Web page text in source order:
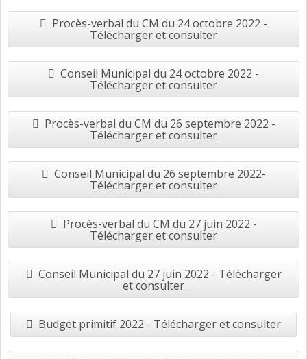
Procès-verbal du CM du 24 octobre 2022 -
Télécharger et consulter
Conseil Municipal du 24 octobre 2022 -
Télécharger et consulter
Procès-verbal du CM du 26 septembre 2022 -
Télécharger et consulter
Conseil Municipal du 26 septembre 2022-
Télécharger et consulter
Procès-verbal du CM du 27 juin 2022 -
Télécharger et consulter
Conseil Municipal du 27 juin 2022 - Télécharger
et consulter
Budget primitif 2022 - Télécharger et consulter